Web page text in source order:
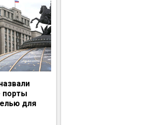
порты
для